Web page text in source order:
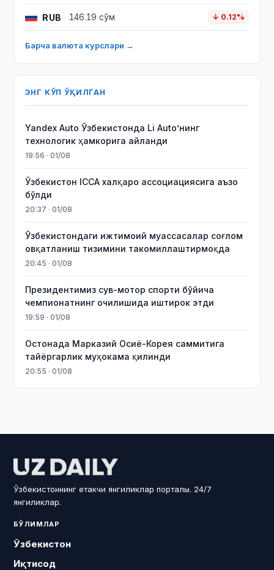
RUB 146.19 сўм ↓ 0.12%
Барча валюта курслари →
ЭНГ КЎП ЎҚИЛГАН
Yandex Auto Ўзбекистонда Li Auto’нинг
технологик ҳамкорига айланди
19:56 · 01/08
Ўзбекистон ICCA халқаро ассоциациясига аъзо
бўлди
20:37 · 01/08
Ўзбекистондаги ижтимоий муассасалар соғлом
овқатланиш тизимини такомиллаштирмоқда
20:45 · 01/08
Президентимиз сув-мотор спорти бўйича
чемпионатнинг очилишида иштирок этди
19:59 · 01/08
Остонада Марказий Осиё-Корея саммитига
тайёргарлик муҳокама қилинди
20:55 · 01/08
Ўзбекистоннинг етакчи янгиликлар порталы. 24/7
янгиликлар.
БЎЛИМЛАР
Ўзбекистон
Иқтисод